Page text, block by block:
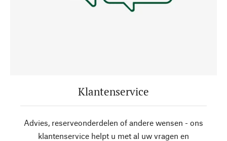
Klantenservice
Advies, reserveonderdelen of andere wensen - ons
klantenservice helpt u met al uw vragen en